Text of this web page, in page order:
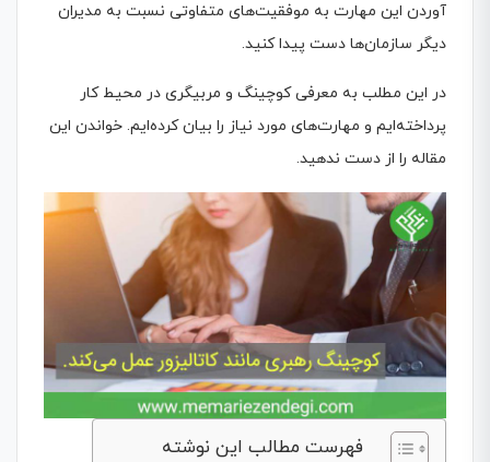
آوردن این مهارت به موفقیت‌های متفاوتی نسبت به مدیران
دیگر سازمان‌ها دست پیدا کنید.
در این مطلب به معرفی کوچینگ و مربیگری در محیط کار
پرداخته‌ایم و مهارت‌های مورد نیاز را بیان کرده‌ایم. خواندن این
مقاله را از دست ندهید.
فهرست مطالب این نوشته